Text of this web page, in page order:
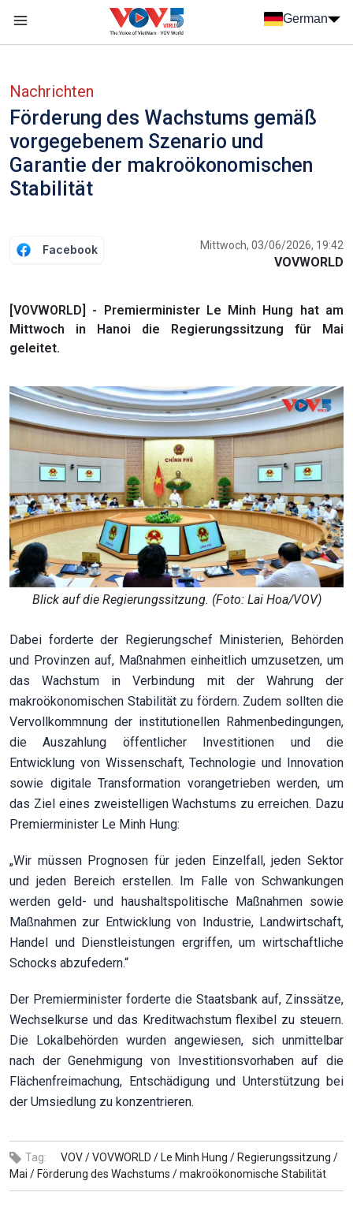
German
Nachrichten
Förderung des Wachstums gemäß
vorgegebenem Szenario und
Garantie der makroökonomischen
Stabilität
Facebook Mittwoch, 03/06/2026, 19:42
VOVWORLD
[VOVWORLD] - Premierminister Le Minh Hung hat am
Mittwoch in Hanoi die Regierungssitzung für Mai
geleitet.
Blick auf die Regierungssitzung. (Foto: Lai Hoa/VOV)
Dabei forderte der Regierungschef Ministerien, Behörden
und Provinzen auf, Maßnahmen einheitlich umzusetzen, um
das Wachstum in Verbindung mit der Wahrung der
makroökonomischen Stabilität zu fördern. Zudem sollten die
Vervollkommnung der institutionellen Rahmenbedingungen,
die Auszahlung öffentlicher Investitionen und die
Entwicklung von Wissenschaft, Technologie und Innovation
sowie digitale Transformation vorangetrieben werden, um
das Ziel eines zweistelligen Wachstums zu erreichen. Dazu
Premierminister Le Minh Hung:
„Wir müssen Prognosen für jeden Einzelfall, jeden Sektor
und jeden Bereich erstellen. Im Falle von Schwankungen
werden geld- und haushaltspolitische Maßnahmen sowie
Maßnahmen zur Entwicklung von Industrie, Landwirtschaft,
Handel und Dienstleistungen ergriffen, um wirtschaftliche
Schocks abzufedern.“
Der Premierminister forderte die Staatsbank auf, Zinssätze,
Wechselkurse und das Kreditwachstum flexibel zu steuern.
Die Lokalbehörden wurden angewiesen, sich unmittelbar
nach der Genehmigung von Investitionsvorhaben auf die
Flächenfreimachung, Entschädigung und Unterstützung bei
der Umsiedlung zu konzentrieren.
Tag: VOV /VOVWORLD / Le Minh Hung / Regierungssitzung /
Mai / Förderung des Wachstums /makroökonomische Stabilität